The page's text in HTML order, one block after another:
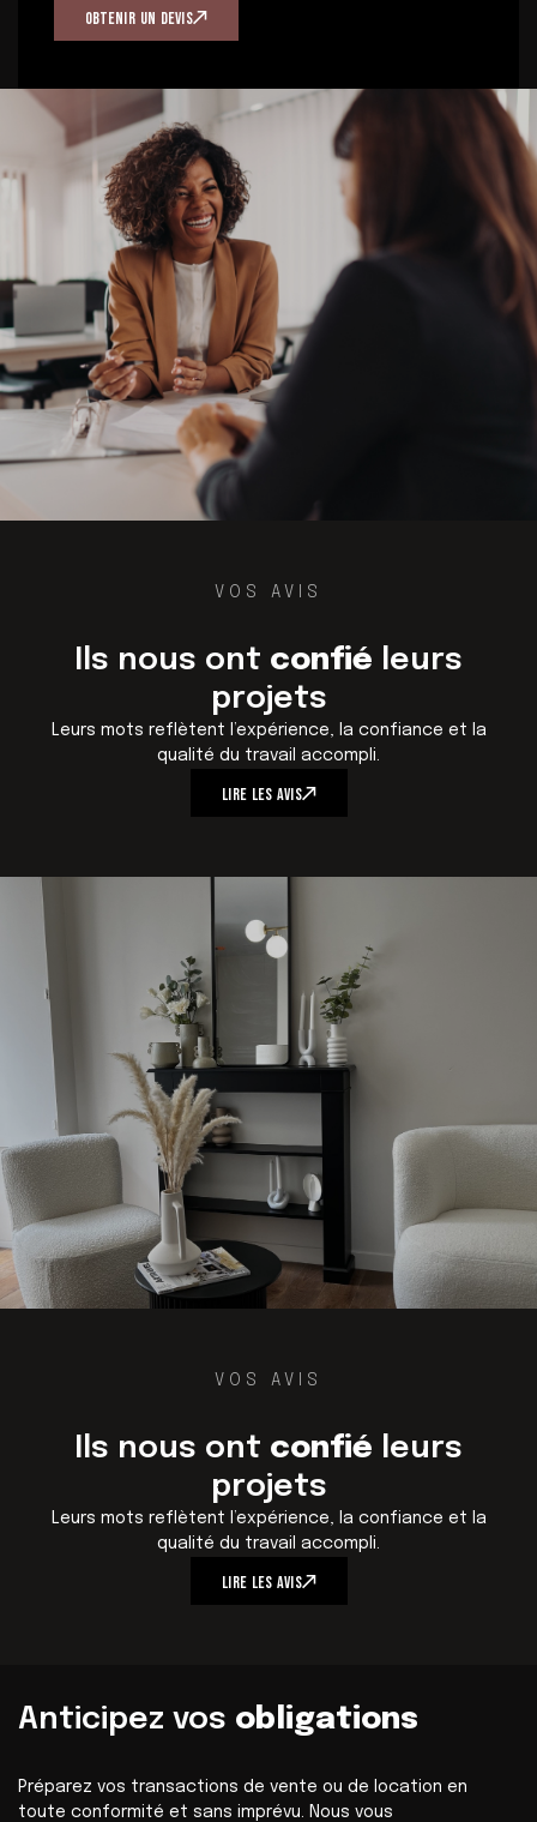
OBTENIR UN DEVIS
VOS AVIS
Ils nous ont confié leurs
projets
Leurs mots reflètent l’expérience, la confiance et la
qualité du travail accompli.
LIRE LES AVIS
VOS AVIS
Ils nous ont confié leurs
projets
Leurs mots reflètent l’expérience, la confiance et la
qualité du travail accompli.
LIRE LES AVIS
Anticipez vos obligations
Préparez vos transactions de vente ou de location en
toute conformité et sans imprévu. Nous vous